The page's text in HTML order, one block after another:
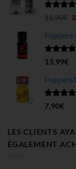
Note4.63
11,90€
Poppers
Note4.58
sur 5
13,99€
Poppers
Note4.67
sur 5
7,90€
LES CLIENTS
ÉGALEMENT